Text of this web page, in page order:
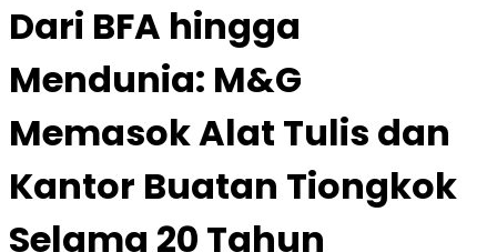
Dari BFA hingga
Mendunia: M&G
Memasok Alat Tulis dan
Kantor Buatan Tiongkok
Selama 20 Tahun